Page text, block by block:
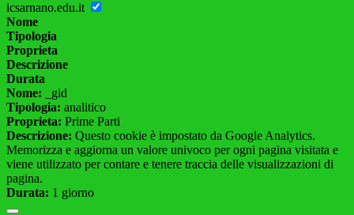
icsarnano.edu.it
Nome
Tipologia
Proprieta
Descrizione
Durata
Nome: _gid
Tipologia: analitico
Proprieta: Prime Parti
Descrizione: Questo cookie è impostato da Google Analytics.
Memorizza e aggiorna un valore univoco per ogni pagina visitata e
viene utilizzato per contare e tenere traccia delle visualizzazioni di
pagina.
Durata: 1 giorno